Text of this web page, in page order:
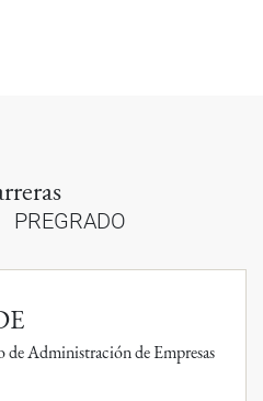
PREGRADO
de Administración de Empresas